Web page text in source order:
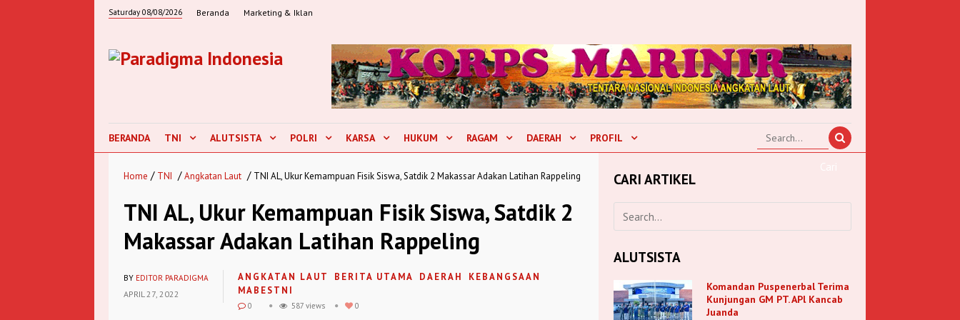
Saturday 08/08/2026 Beranda Marketing & Iklan
BERANDA TNI ALUTSISTA POLRI KARSA HUKUM RAGAM DAERAH PROFIL
Home / TNI / Angkatan Laut / TNI AL, Ukur Kemampuan Fisik Siswa, Satdik 2 Makassar Adakan Latihan Rappeling
TNI AL, Ukur Kemampuan Fisik Siswa, Satdik 2
Makassar Adakan Latihan Rappeling
BY EDITOR PARADIGMA
APRIL 27, 2022
ANGKATAN LAUT BERITA UTAMA DAERAH
KEBANGSAAN
MABESTNI
0 587 views 0
CARI ARTIKEL
ALUTSISTA
Komandan Puspenerbal Terima
Kunjungan GM PT. APl Kancab
Juanda